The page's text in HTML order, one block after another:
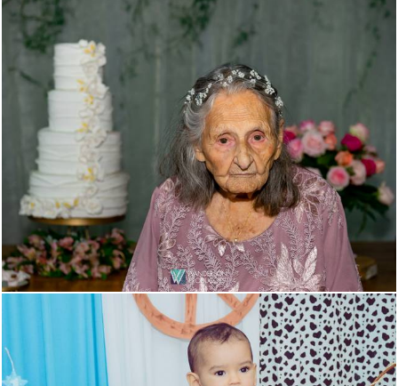
889 19